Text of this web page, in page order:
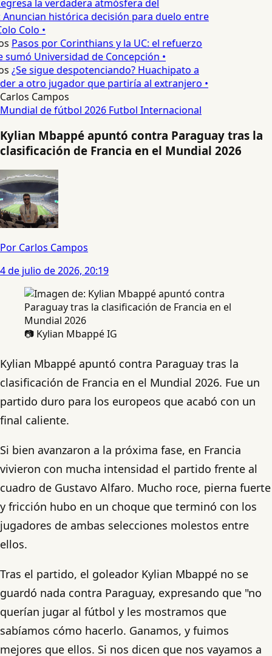
la verdadera atmósfera del
histórica decisión para duelo entre
Colo •
Pasos por Corinthians y la UC: el refuerzo
Universidad de Concepción •
¿Se sigue despotenciando? Huachipato a
a otro jugador que partiría al extranjero •
Carlos Campos
Mundial de fútbol 2026 Futbol Internacional
Kylian Mbappé apuntó contra Paraguay tras la
clasificación de Francia en el Mundial 2026
Por Carlos Campos
4 de julio de 2026, 20:19
📷 Kylian Mbappé IG
Kylian Mbappé apuntó contra Paraguay tras la
clasificación de Francia en el Mundial 2026. Fue un
partido duro para los europeos que acabó con un
final caliente.
Si bien avanzaron a la próxima fase, en Francia
vivieron con mucha intensidad el partido frente al
cuadro de Gustavo Alfaro. Mucho roce, pierna fuerte
y fricción hubo en un choque que terminó con los
jugadores de ambas selecciones molestos entre
ellos.
Tras el partido, el goleador Kylian Mbappé no se
guardó nada contra Paraguay, expresando que "no
querían jugar al fútbol y les mostramos que
sabíamos cómo hacerlo. Ganamos, y fuimos
mejores que ellos. Si nos dicen que nos vayamos a